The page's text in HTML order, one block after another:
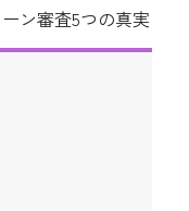
ン審査5つの真実